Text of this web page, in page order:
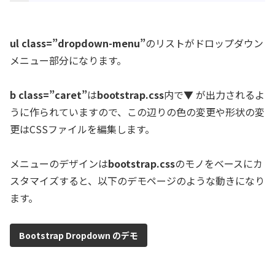
ul class=”dropdown-menu”のリストがドロップダウン
メニュー部分になります。
b class=”caret”はbootstrap.css内で▼ が出力されるよ
うに作られていますので、この辺りの色の変更や形状の変
更はCSSファイルを編集します。
メニューのデザインはbootstrap.cssのモノをベースにカ
スタマイズすると、以下のデモページのような動きになり
ます。
Bootstrap Dropdown のデモ